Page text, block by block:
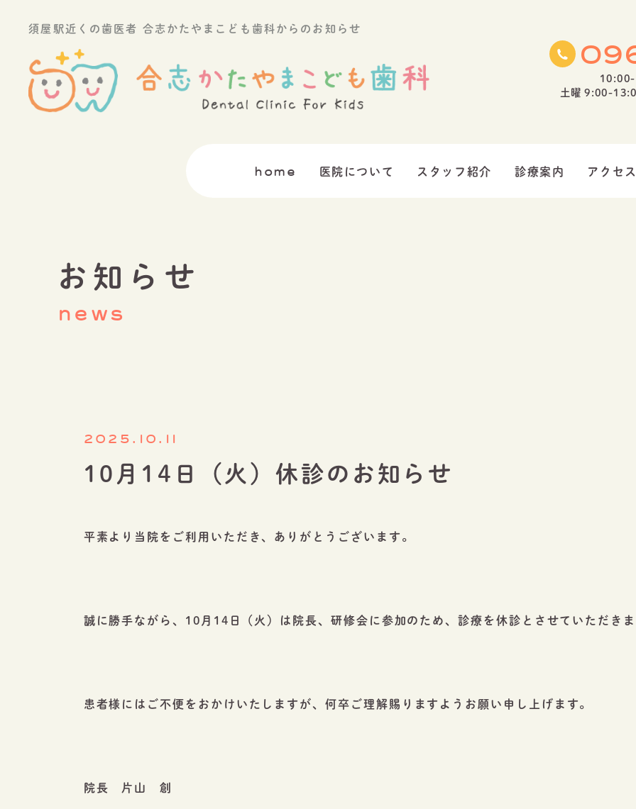
須屋駅近くの歯医者 合志かたやまこども歯科からのお知らせ
土曜 9:00-
home 医院について スタッフ紹介 診療案内 アクセ
お知らせ
news
2025.10.11
10月14日（火）休診のお知らせ
平素より当院をご利用いただき、ありがとうございます。
誠に勝手ながら、10月14日（火）は院長、研修会に参加のため、診療を休診とさせていただき
患者様にはご不便をおかけいたしますが、何卒ご理解賜りますようお願い申し上げます。
院長 片山 創